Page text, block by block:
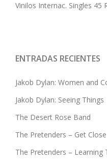
Vinilos Internac. Singles 45
ENTRADAS RECIENTES
Jakob Dylan: Women and
Jakob Dylan: Seeing Things
The Desert Rose Band
The Pretenders – Get Close
The Pretenders – Learning